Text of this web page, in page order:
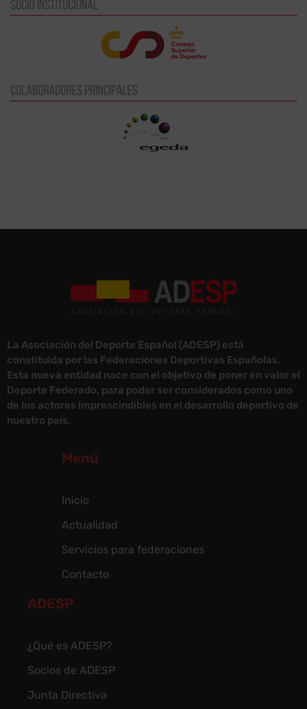
La Asociación del Deporte Español (ADESP) está
constituida por las Federaciones Deportivas Españolas.
Esta nueva entidad nace con el objetivo de poner en valor el
Deporte Federado, para poder ser considerados como uno
de los actores imprescindibles en el desarrollo deportivo de
nuestro país.
Menú
Inicio
Actualidad
Servicios para federaciones
Contacto
ADESP
¿Qué es ADESP?
Socios de ADESP
Junta Directiva